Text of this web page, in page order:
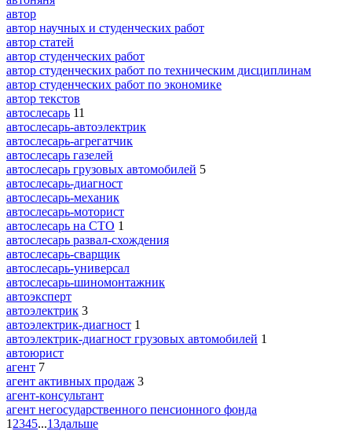
автор
автор научных и студенческих работ
автор статей
автор студенческих работ
автор студенческих работ по техническим дисциплинам
автор студенческих работ по экономике
автор текстов
автослесарь 11
автослесарь-автоэлектрик
автослесарь-агрегатчик
автослесарь газелей
автослесарь грузовых автомобилей 5
автослесарь-диагност
автослесарь-механик
автослесарь-моторист
автослесарь на СТО 1
автослесарь развал-схождения
автослесарь-сварщик
автослесарь-универсал
автослесарь-шиномонтажник
автоэксперт
автоэлектрик 3
автоэлектрик-диагност 1
автоэлектрик-диагност грузовых автомобилей 1
автоюрист
агент 7
агент активных продаж 3
агент-консультант
агент негосударственного пенсионного фонда
1 2345...13дальше